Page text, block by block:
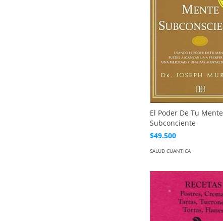
El Poder De Tu Mente
Subconciente
$49.500
SALUD CUANTICA